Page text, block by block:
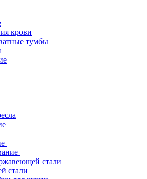
крови
тумбы
стали
стали